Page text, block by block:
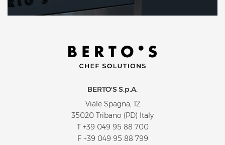
BERTO'S S.p.A.
Viale Spagna, 12
35020 Tribano (PD) Italy
T +39 049 95 88 700
F +39 049 95 88 799